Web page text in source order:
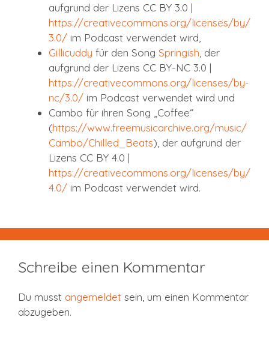
aufgrund der Lizens CC BY 3.0 |
https://creativecommons.org/licenses/by/
3.0/ im Podcast verwendet wird,
Gillicuddy für den Song Springish , der
aufgrund der Lizens CC BY-NC 3.0 |
https://creativecommons.org/licenses/by-
nc/3.0/ im Podcast verwendet wird und
Cambo für ihren Song „Coffee“
(https://www.freemusicarchive.org/music/
Cambo/Chilled_Beats), der aufgrund der
Lizens CC BY 4.0 |
https://creativecommons.org/licenses/by/
4.0/ im Podcast verwendet wird.
Schreibe einen Kommentar
Du musst angemeldet sein, um einen Kommentar
abzugeben.